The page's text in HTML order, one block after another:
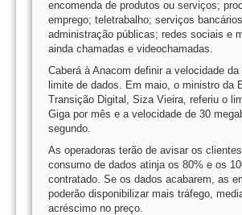
encomenda de produtos ou serviços;
emprego; teletrabalho; serviços
administração públicas; redes sociais e
ainda chamadas e videochamadas.
Caberá à Anacom definir a velocidade
limite de dados. Em maio, o ministro da
Transição Digital, Siza Vieira, referiu o
Giga por mês e a velocidade de 30
segundo.
As operadoras terão de avisar os
consumo de dados atinja os 80% e os
contratado. Se os dados acabarem, as
poderão disponibilizar mais tráfego,
acréscimo no preço.